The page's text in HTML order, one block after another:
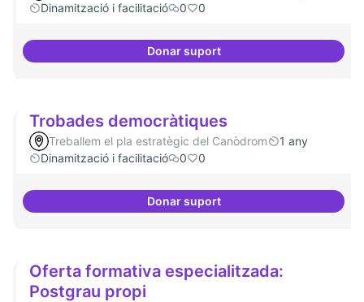
Dinamització i facilitació
0 0
Donar suportRepositori de coneixement
Trobades democràtiques
Treballem el pla estratègic del Canòdrom
1 any
Dinamització i facilitació
0 0
Donar suportTrobades democràtiques
Oferta formativa especialitzada:
Postgrau propi